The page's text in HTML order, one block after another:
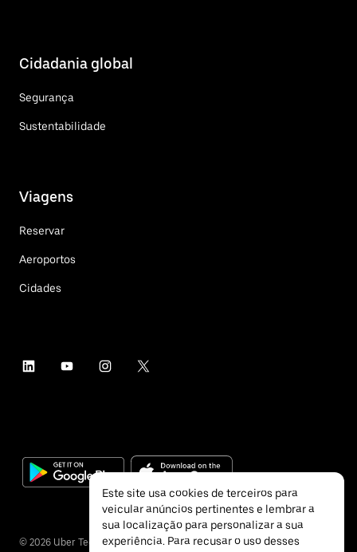
Cidadania global
Segurança
Sustentabilidade
Viagens
Reservar
Aeroportos
Cidades
© 2026 Uber Technologies Inc.
Este site usa cookies de terceiros para
veicular anúncios pertinentes e lembrar a
sua localização para personalizar a sua
experiência. Para recusar o uso desses